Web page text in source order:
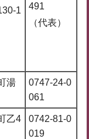
1
491
（代表）
湯
0747-24-0
061
乙4
0742-81-0
019